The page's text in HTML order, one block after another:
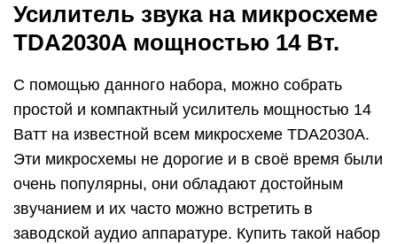
Усилитель звука на микросхеме
TDA2030A мощностью 14 Вт.
С помощью данного набора, можно собрать
простой и компактный усилитель мощностью 14
Ватт на известной всем микросхеме TDA2030A.
Эти микросхемы не дорогие и в своё время были
очень популярны, они обладают достойным
звучанием и их часто можно встретить в
заводской аудио аппаратуре. Купить такой набор